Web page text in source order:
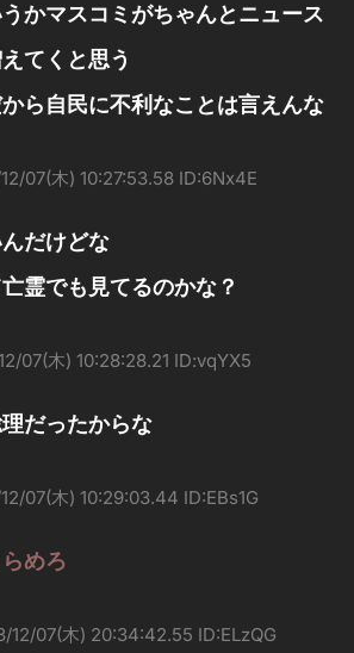
かマスコミがちゃんとニュース
てくと思う
ら自民に不利なことは言えんな
07(木) 10:27:53.58 ID:6Nx4E
だけどな
霊でも見てるのかな？
07(木) 10:28:28.21 ID:vqYX5
だったからな
07(木) 10:29:03.44 ID:EBs1G
めろ
12/07(木) 20:34:42.55 ID:ELzQG